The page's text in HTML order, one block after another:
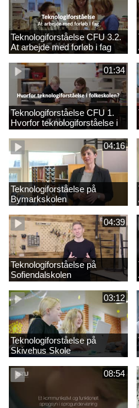
Teknologiforståelse CFU 3.2.
At arbejde med forløb i fag
01:34
Teknologiforståelse CFU 1.
Hvorfor teknologiforståelse i
folkeskolen?
04:16
Teknologiforståelse på
Bymarkskolen
04:39
Teknologiforståelse på
Sofiendalskolen
03:12
Teknologiforståelse på
Skivehus Skole
08:54